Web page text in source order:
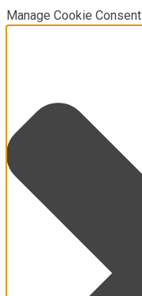
Manage Cookie Consent